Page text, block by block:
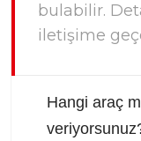
bulabilir.
iletişime
Hangi araç